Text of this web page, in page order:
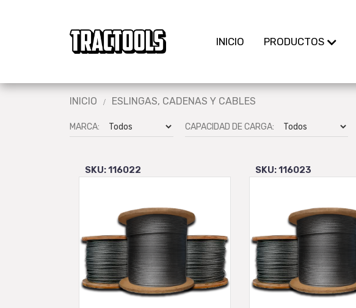
INICIO PRODUCTOS
INICIO ESLINGAS, CADENAS Y CABLES
MARCA: CAPACIDAD DE CARGA:
SKU: 116022 SKU: 116023